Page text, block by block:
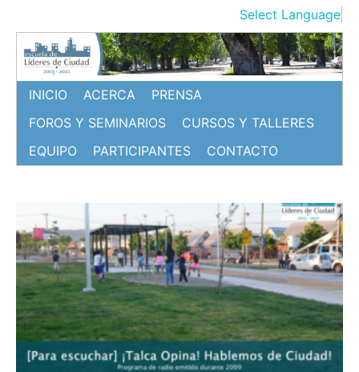
contenido
Select Language
INICIO ACERCA
PRENSA
FOROS Y SEMINARIOS
CURSOS Y TALLERES
EQUIPO
PARTICIPANTES CONTACTO